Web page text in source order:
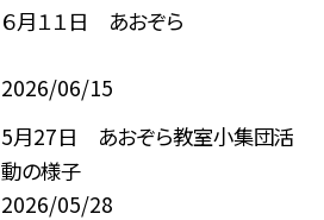
６月１１日 あおぞら
2026/06/15
5月27日 あおぞら教室小集団活
動の様子
2026/05/28